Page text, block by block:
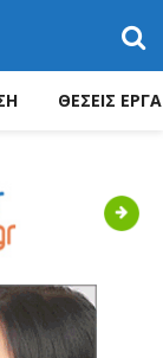
ΘΕΣΕΙΣ
Next